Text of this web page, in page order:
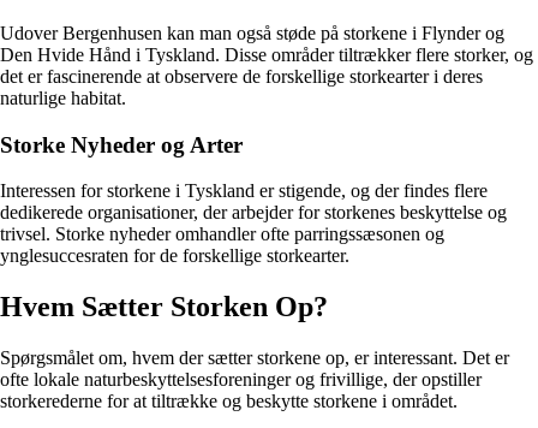
Udover Bergenhusen kan man også støde på storkene i Flynder og
Den Hvide Hånd i Tyskland. Disse områder tiltrækker flere storker, og
det er fascinerende at observere de forskellige storkearter i deres
naturlige habitat.
Storke Nyheder og Arter
Interessen for storkene i Tyskland er stigende, og der findes flere
dedikerede organisationer, der arbejder for storkenes beskyttelse og
trivsel. Storke nyheder omhandler ofte parringssæsonen og
ynglesuccesraten for de forskellige storkearter.
Hvem Sætter Storken Op?
Spørgsmålet om, hvem der sætter storkene op, er interessant. Det er
ofte lokale naturbeskyttelsesforeninger og frivillige, der opstiller
storkerederne for at tiltrække og beskytte storkene i området.